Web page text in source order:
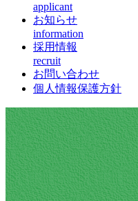
applicant
お知らせ
information
採用情報
recruit
お問い合わせ
個人情報保護方針